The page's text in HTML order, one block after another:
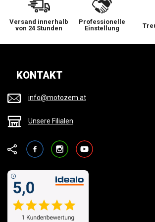
Versand innerhalb
von 24 Stunden
Professionelle
Einstellung
KONTAKT
info@motozem.at
Unsere Filialen
FacebookInstagramYouTube